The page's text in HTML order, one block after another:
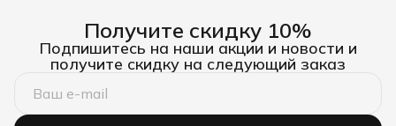
Получите скидку 10%
Подпишитесь на наши акции и новости и
получите скидку на следующий заказ